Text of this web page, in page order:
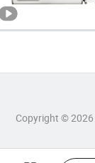
Copyright © 2026